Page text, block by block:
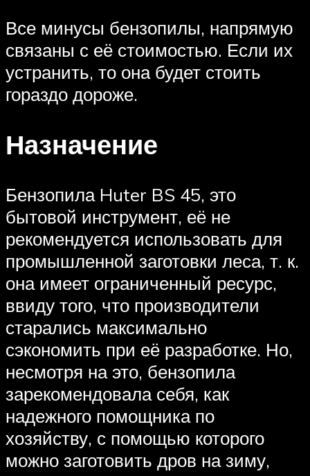
Все минусы бензопилы, напрямую
связаны с её стоимостью. Если их
устранить, то она будет стоить
гораздо дороже.
Назначение
Бензопила Huter BS 45, это
бытовой инструмент, её не
рекомендуется использовать для
промышленной заготовки леса, т. к.
она имеет ограниченный ресурс,
ввиду того, что производители
старались максимально
сэкономить при её разработке. Но,
несмотря на это, бензопила
зарекомендовала себя, как
надежного помощника по
хозяйству, с помощью которого
можно заготовить дров на зиму,